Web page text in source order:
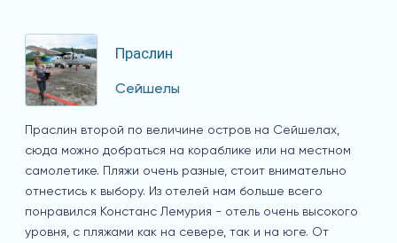
Праслин
Сейшелы
Праслин второй по величине остров на Сейшелах,
сюда можно добраться на кораблике или на местном
самолетике. Пляжи очень разные, стоит внимательно
отнестись к выбору. Из отелей нам больше всего
понравился Констанс Лемурия - отель очень высокого
уровня, с пляжами как на севере, так и на юге. От